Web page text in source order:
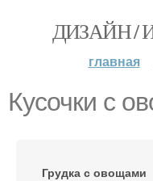
ДИЗАЙН /
главная
Кусочки с
Грудка с овощами